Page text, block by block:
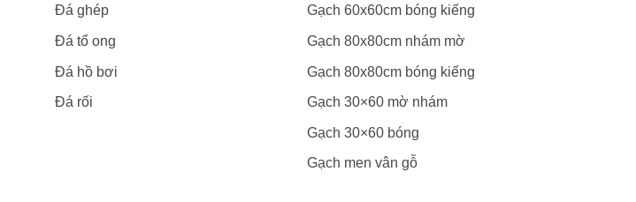
Đá ghép
Đá tổ ong
Đá hồ bơi
Đá rối
Gạch 60x60cm bóng kiếng
Gạch 80x80cm nhám mờ
Gạch 80x80cm bóng kiếng
Gạch 30×60 mờ nhám
Gạch 30×60 bóng
Gạch men vân gỗ